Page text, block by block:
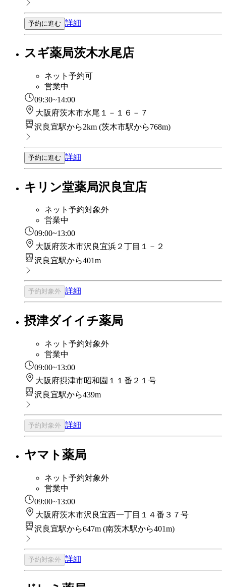
予約に進む 詳細
スギ薬局茨木水尾店
ネット予約可
営業中
09:30~14:00
大阪府茨木市水尾１－１６－７
沢良宜駅から2km (茨木市駅から768m)
予約に進む 詳細
キリン堂薬局沢良宜店
ネット予約対象外
営業中
09:00~13:00
大阪府茨木市沢良宜浜２丁目１－２
沢良宜駅から401m
予約対象外 詳細
摂津ダイイチ薬局
ネット予約対象外
営業中
09:00~13:00
大阪府摂津市昭和園１１番２１号
沢良宜駅から439m
予約対象外 詳細
ヤマト薬局
ネット予約対象外
営業中
09:00~13:00
大阪府茨木市沢良宜西一丁目１４番３７号
沢良宜駅から647m (南茨木駅から401m)
予約対象外 詳細